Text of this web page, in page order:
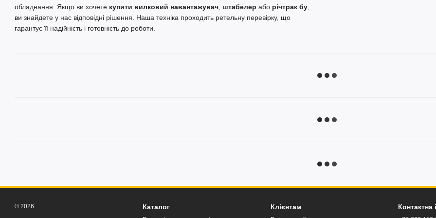
обладнання. Якщо ви хочете купити вилковий навантажувач штабелер або річтрак бу
ви знайдете у нас відповідні рішення. Наша техніка проходить ретельну перевірку, що
гарантує її надійність і готовність до роботи.
© 2026 Каталог Клієнтам Контактна